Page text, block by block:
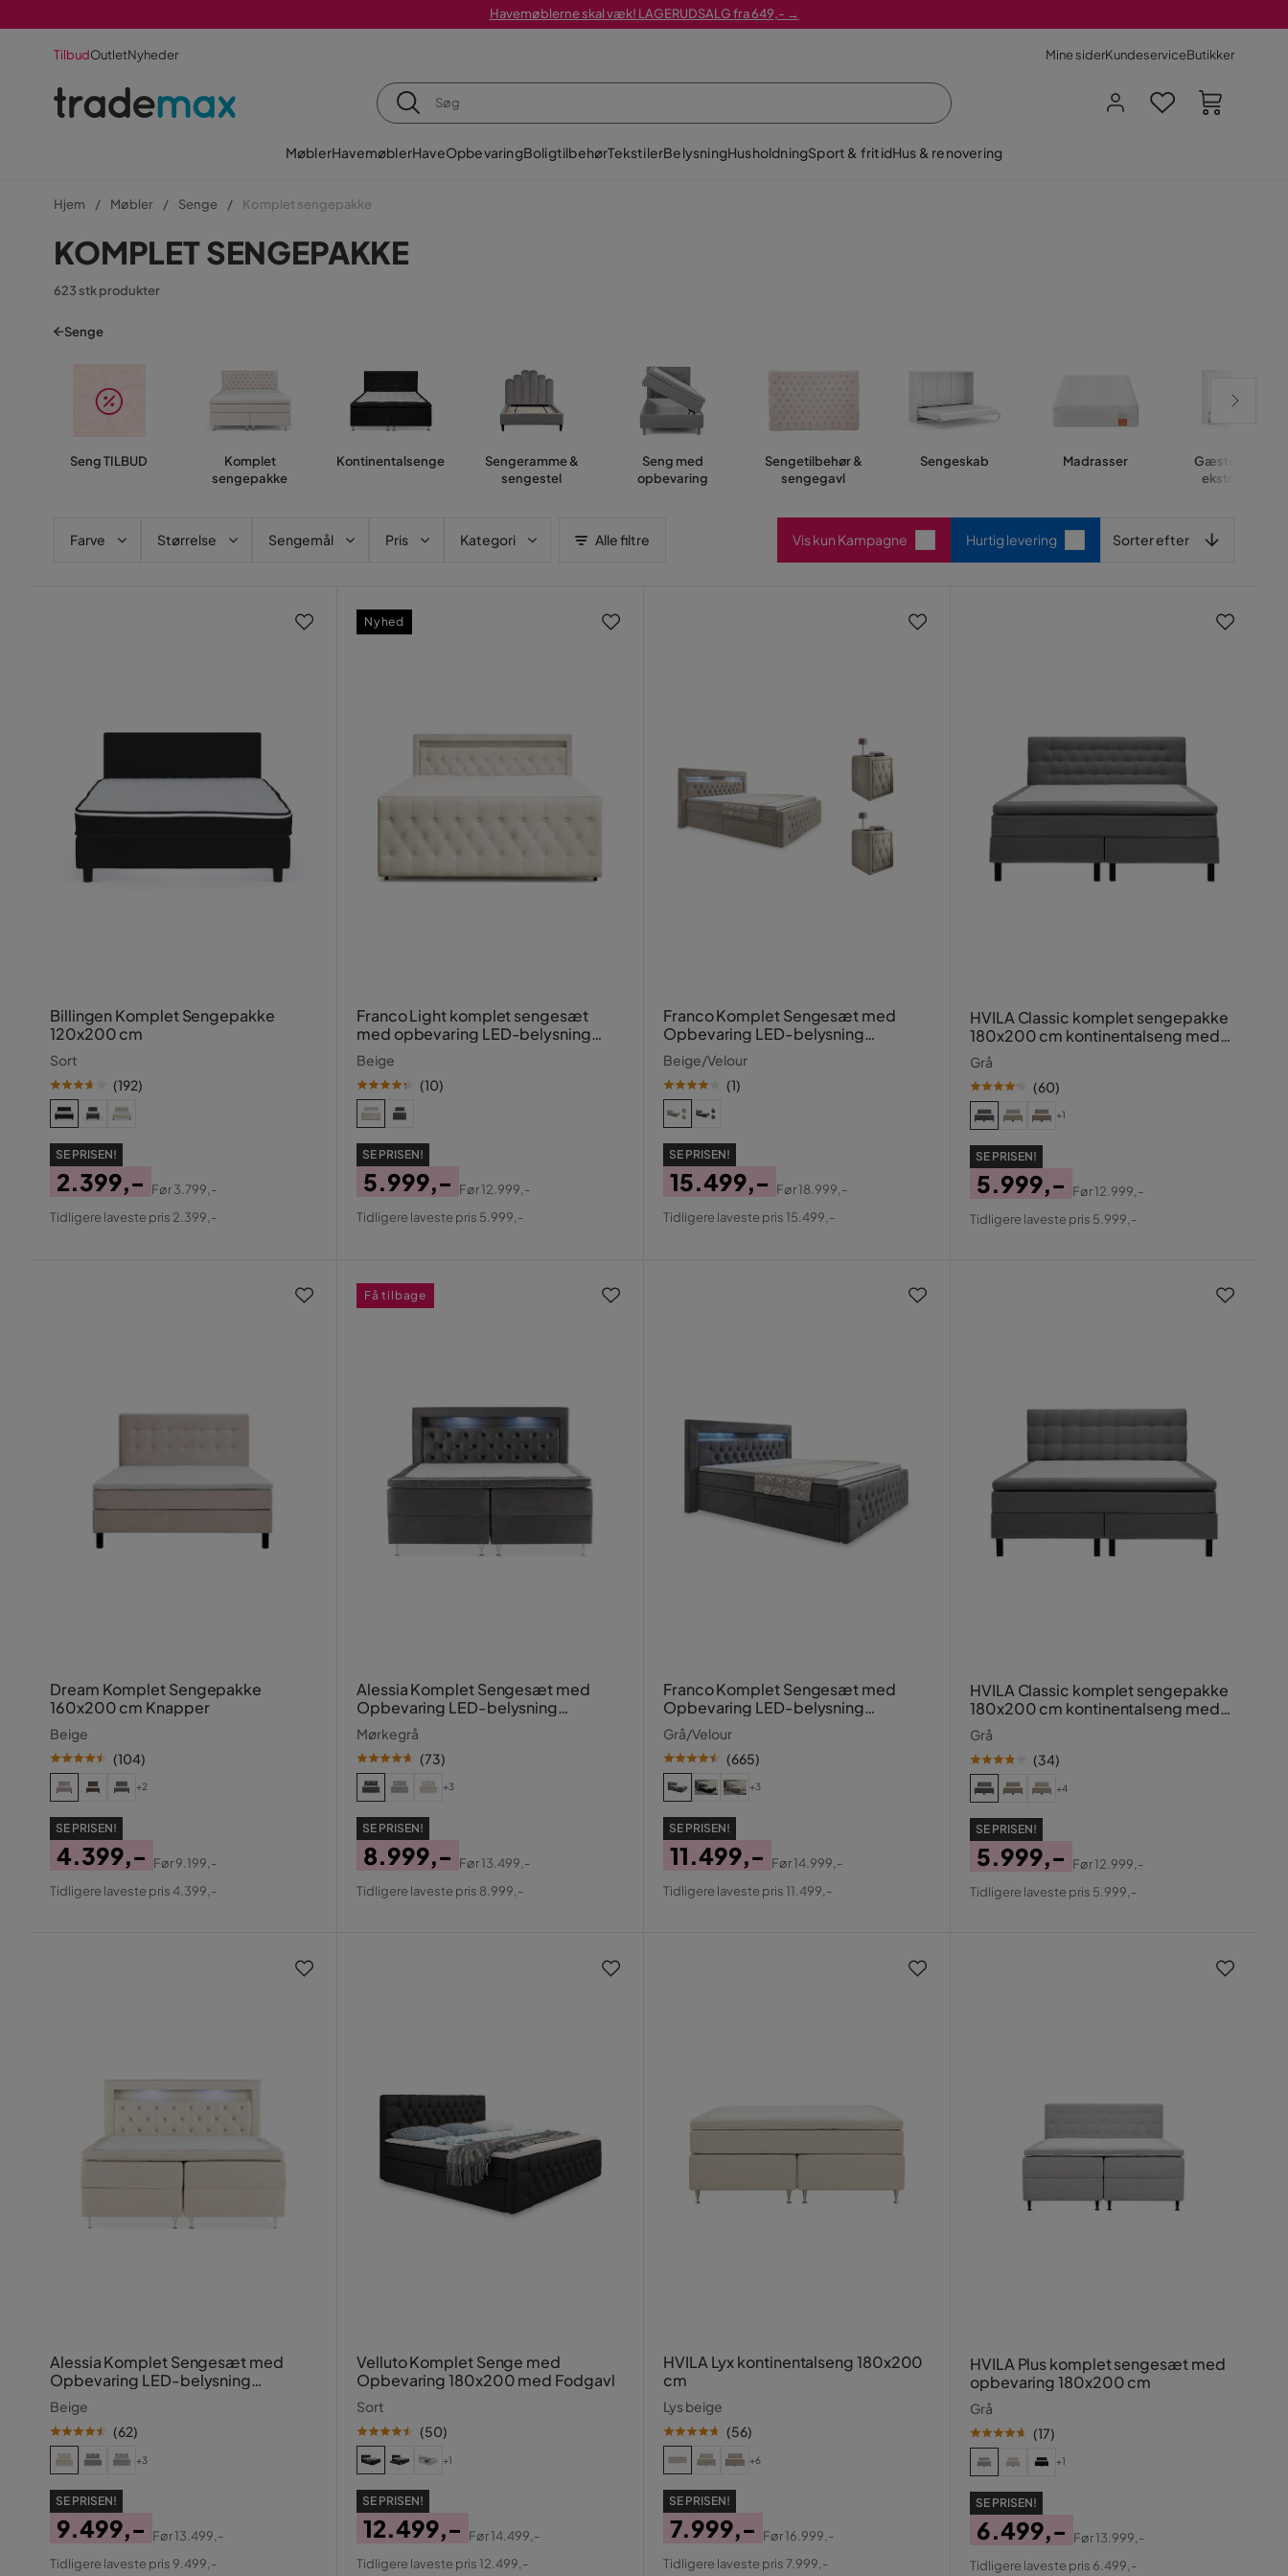
Havemøblerne skal væk! LAGERUDSALG fra 649,- →
TilbudOutletNyheder Mine siderKundeserviceButikker
MøblerHavemøblerHaveOpbevaringBoligtilbehørTekstilerBelysningHusholdningSport & fritidHus & renovering
Hjem Møbler Senge Komplet sengepakke
KOMPLET SENGEPAKKE
623 stk produkter
Senge
Seng TILBUD
Komplet
sengepakke
Kontinentalsenge
Sengeramme &
sengestel
Seng med
opbevaring
Sengetilbehør &
sengegavl
Sengeskab Madrasser
Gæsteseng &
ekstraseng
Farve Størrelse Sengemål Pris Kategori Alle filtre Vis kun Kampagne Hurtig levering Sorter efter
Billingen Komplet Sengepakke
120x200 cm
Sort
(192)
SE PRISEN!
Pris
2.399,-
Original
Før3.799,-
Tidligere laveste pris 2.399,-
Franco Light komplet sengesæt
med opbevaring LED-belysning
180x200 cm
Beige
(10)
SE PRISEN!
Pris
5.999,-
Original
Før12.999,-
Tidligere laveste pris 5.999,-
Nyhed
Franco Komplet Sengesæt med
Opbevaring LED-belysning
180x200 cm + 2 stk. Franco
Sengebord
Beige/Velour
(1)
SE PRISEN!
Pris
15.499,-
Original
Før18.999,-
Tidligere laveste pris 15.499,-
HVILA Classic komplet sengepakke
180x200 cm kontinentalseng med
diamant-sengegavl
Grå
(60)
+1
SE PRISEN!
Pris
5.999,-
Original
Før12.999,-
Tidligere laveste pris 5.999,-
Dream Komplet Sengepakke
160x200 cm Knapper
Beige
(104)
+2
SE PRISEN!
Pris
4.399,-
Original
Før9.199,-
Tidligere laveste pris 4.399,-
Alessia Komplet Sengesæt med
Opbevaring LED-belysning
160x200 cm
Mørkegrå
(73)
+3
SE PRISEN!
Pris
8.999,-
Original
Før13.499,-
Tidligere laveste pris 8.999,-
Få tilbage
Franco Komplet Sengesæt med
Opbevaring LED-belysning
180x200 cm
Grå/Velour
(665)
+3
SE PRISEN!
Pris
11.499,-
Original
Før14.999,-
Tidligere laveste pris 11.499,-
HVILA Classic komplet sengepakke
180x200 cm kontinentalseng med
ternet sengegavl
Grå
(34)
+4
SE PRISEN!
Pris
5.999,-
Original
Før12.999,-
Tidligere laveste pris 5.999,-
Alessia Komplet Sengesæt med
Opbevaring LED-belysning
180x200 cm
Beige
(62)
+3
SE PRISEN!
Pris
9.499,-
Original
Før13.499,-
Tidligere laveste pris 9.499,-
Velluto Komplet Senge med
Opbevaring 180x200 med Fodgavl
Sort
(50)
+1
SE PRISEN!
Pris
12.499,-
Original
Før14.499,-
Tidligere laveste pris 12.499,-
HVILA Lyx kontinentalseng 180x200
cm
Lys beige
(56)
+6
SE PRISEN!
Pris
7.999,-
Original
Før16.999,-
Tidligere laveste pris 7.999,-
HVILA Plus komplet sengesæt med
opbevaring 180x200 cm
Grå
(17)
+1
SE PRISEN!
Pris
6.499,-
Original
Før13.999,-
Tidligere laveste pris 6.499,-